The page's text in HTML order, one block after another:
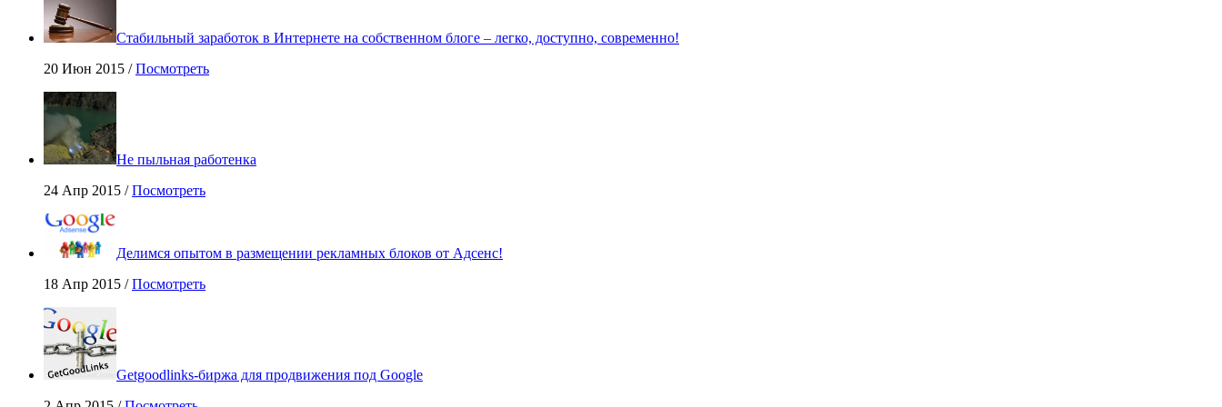
Стабильный заработок в Интернете на собственном блоге – легко, доступно, современно!
20 Июн 2015 /Посмотреть
Не пыльная работенка
24 Апр 2015 /Посмотреть
Делимся опытом в размещении рекламных блоков от Адсенс!
18 Апр 2015 /Посмотреть
Getgoodlinks-биржа для продвижения под Google